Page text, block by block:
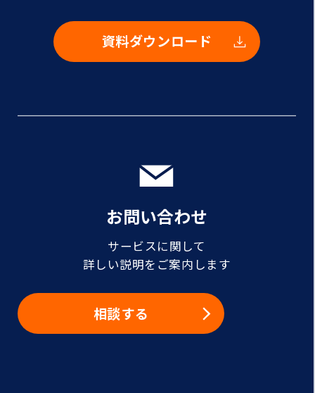
資料ダウンロード
お問い合わせ
サービスに関して
詳しい説明をご案内します
相談する